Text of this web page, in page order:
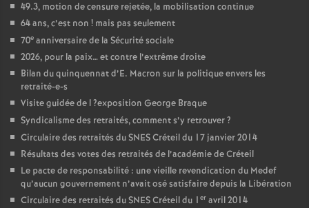
49.3, motion de censure rejetée, la mobilisation continue
64 ans, c’est non ! mais pas seulement
70e anniversaire de la Sécurité sociale
2026, pour la paix… et contre l’extrême droite
Bilan du quinquennat d’E. Macron sur la politique envers les
retraité-e-s
Visite guidée de l?exposition George Braque
Syndicalisme des retraités, comment s’y retrouver?
Circulaire des retraités duSNESCréteil du 17 janvier 2014
Résultats des votes des retraités de l’académie de Créteil
Le pacte de responsabilité : une vieille revendication du Medef
qu’aucun gouvernement n’avait osé satisfaire depuis la Libération
Circulaire des retraités duSNESCréteil du 1 er avril 2014